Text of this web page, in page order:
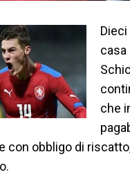
casa
che
con obbligo di